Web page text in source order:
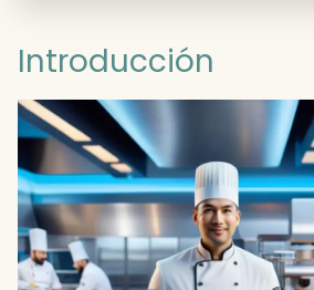
Introducción